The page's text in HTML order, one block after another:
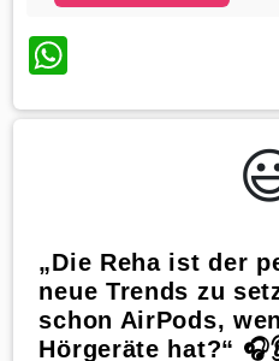
WhatsApp
„Die Reha ist der
neue Trends zu
schon AirPods,
Hörgeräte hat?“